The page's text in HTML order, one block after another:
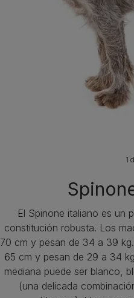
El Spinone italiano es un
constitución robusta. Los
70 cm y pesan de 34 a 39
65 cm y pesan de 29 a 34
mediana puede ser blanco,
(una delicada
1